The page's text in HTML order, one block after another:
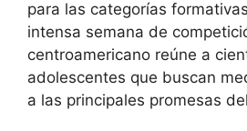
para las categorías
intensa semana de
centroamericano reúne a
adolescentes que buscan
a las principales promesas